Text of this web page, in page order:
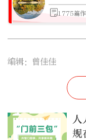
1775篇
编辑：曾佳佳
规